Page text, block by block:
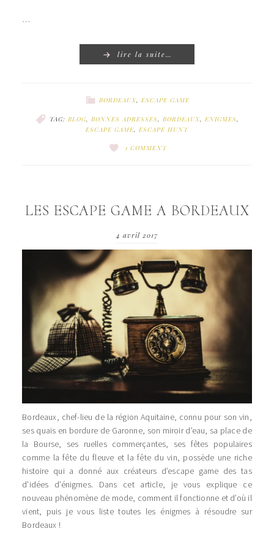
…
lire la suite…
BORDEAUX, ESCAPE GAME
TAG: BLOG, BONNES ADRESSES, BORDEAUX, ENIGMES,
ESCAPE GAME, ESCAPE HUNT
1 COMMENT
LES ESCAPE GAME A BORDEAUX
4 avril 2017
Bordeaux, chef-lieu de la région Aquitaine, connu pour son vin,
ses quais en bordure de Garonne, son miroir d’eau, sa place de
la Bourse, ses ruelles commerçantes, ses fêtes populaires
comme la fête du fleuve et la fête du vin, possède une riche
histoire qui a donné aux créateurs d’escape game des tas
d’idées d’énigmes. Dans cet article, je vous explique ce
nouveau phénomène de mode, comment il fonctionne et d’où il
vient, puis je vous liste toutes les énigmes à résoudre sur
Bordeaux !